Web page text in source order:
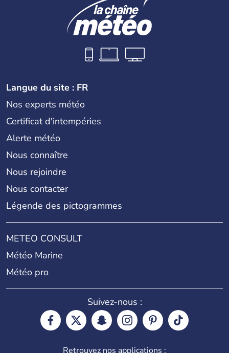
Langue du site : FR
Nos experts météo
Certificat d'intempéries
Alerte météo
Nous connaître
Nous rejoindre
Nous contacter
Légende des pictogrammes
METEO CONSULT
Météo Marine
Météo pro
Suivez-nous :
Retrouvez nos applications :